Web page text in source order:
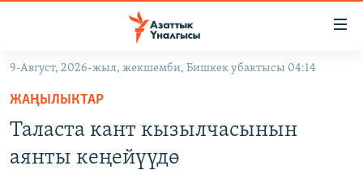
Навигацияга
өтүңүз
Издөөгө
салыңыз
9-Август, 2026-жыл, жекшемби, Бишкек убактысы 04:14
ЖАҢЫЛЫКТАР
Таласта кант кызылчасынын
аянты кеңейүүдө